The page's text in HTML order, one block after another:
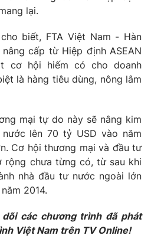
lai
Podcast
lại.
biết, FTA Việt Nam - Hàn
cấp từ Hiệp định ASEAN
cơ hội hiếm có cho doanh
là hàng tiêu dùng, nông lâm
mại tự do này sẽ nâng kim
lên 70 tỷ USD vào năm
Cơ hội thương mại và đầu tư
rộng chưa từng có, từ sau khi
nhà đầu tư nước ngoài lớn
2014.
các chương trình đã phát
Việt Nam trên TV Online!